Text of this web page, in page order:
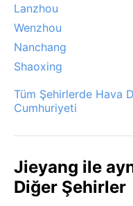
Lanzhou
Wenzhou
Nanchang
Shaoxing
Tüm Şehirlerde Hava
Cumhuriyeti
Jieyang ile
Diğer Şehirler